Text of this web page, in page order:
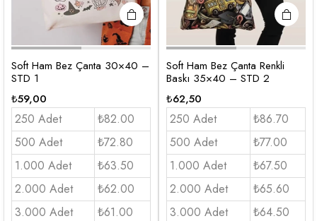
Soft Ham Bez Çanta 30×40 –
STD 1
₺59,00
250 Adet
₺82.00
500 Adet
₺72.80
1.000 Adet
₺63.50
2.000 Adet
₺62.00
3.000 Adet
₺61.00
Soft Ham Bez Çanta Renkli
Baskı 35×40 – STD 2
₺62,50
250 Adet
₺86.70
500 Adet
₺77.00
1.000 Adet
₺67.50
2.000 Adet
₺65.60
3.000 Adet
₺64.50